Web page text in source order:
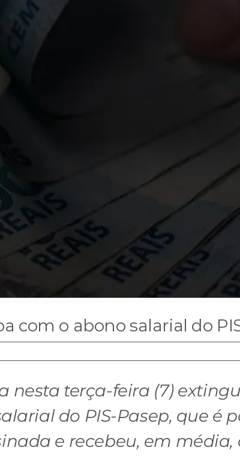
com o abono salarial do
terça-feira (7)
do PIS-Pasep, que é
e recebeu, em média,